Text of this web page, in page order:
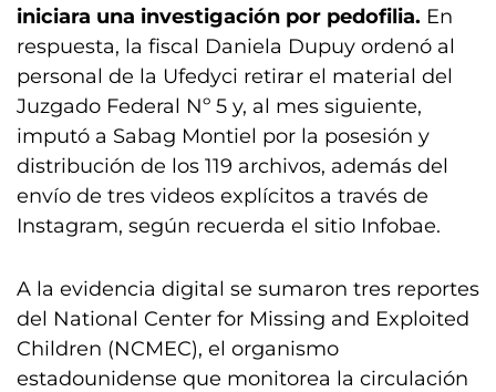
iniciara una investigación por pedofilia. En
respuesta, la fiscal Daniela Dupuy ordenó al
personal de la Ufedyci retirar el material del
Juzgado Federal Nº 5 y, al mes siguiente,
imputó a Sabag Montiel por la posesión y
distribución de los 119 archivos, además del
envío de tres videos explícitos a través de
Instagram, según recuerda el sitio Infobae.
A la evidencia digital se sumaron tres reportes
del National Center for Missing and Exploited
Children (NCMEC), el organismo
estadounidense que monitorea la circulación